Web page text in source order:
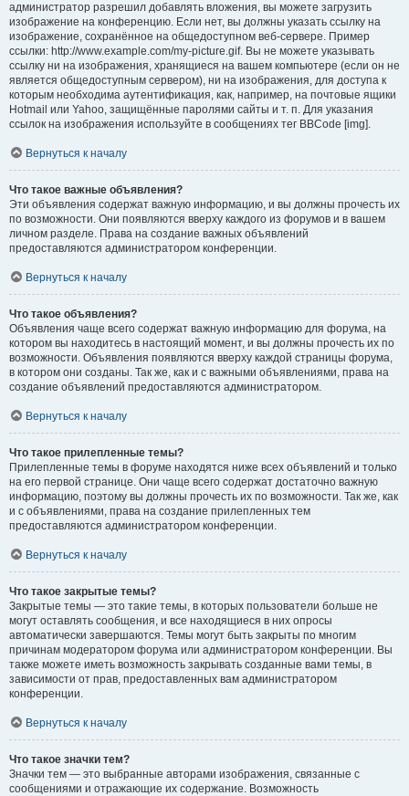
администратор разрешил добавлять вложения, вы можете загрузить
изображение на конференцию. Если нет, вы должны указать ссылку на
изображение, сохранённое на общедоступном веб-сервере. Пример
ссылки: http://www.example.com/my-picture.gif. Вы не можете указывать
ссылку ни на изображения, хранящиеся на вашем компьютере (если он не
является общедоступным сервером), ни на изображения, для доступа к
которым необходима аутентификация, как, например, на почтовые ящики
Hotmail или Yahoo, защищённые паролями сайты и т. п. Для указания
ссылок на изображения используйте в сообщениях тег BBCode [img].
Вернуться к началу
Что такое важные объявления?
Эти объявления содержат важную информацию, и вы должны прочесть их
по возможности. Они появляются вверху каждого из форумов и в вашем
личном разделе. Права на создание важных объявлений
предоставляются администратором конференции.
Вернуться к началу
Что такое объявления?
Объявления чаще всего содержат важную информацию для форума, на
котором вы находитесь в настоящий момент, и вы должны прочесть их по
возможности. Объявления появляются вверху каждой страницы форума,
в котором они созданы. Так же, как и с важными объявлениями, права на
создание объявлений предоставляются администратором.
Вернуться к началу
Что такое прилепленные темы?
Прилепленные темы в форуме находятся ниже всех объявлений и только
на его первой странице. Они чаще всего содержат достаточно важную
информацию, поэтому вы должны прочесть их по возможности. Так же, как
и с объявлениями, права на создание прилепленных тем
предоставляются администратором конференции.
Вернуться к началу
Что такое закрытые темы?
Закрытые темы — это такие темы, в которых пользователи больше не
могут оставлять сообщения, и все находящиеся в них опросы
автоматически завершаются. Темы могут быть закрыты по многим
причинам модератором форума или администратором конференции. Вы
также можете иметь возможность закрывать созданные вами темы, в
зависимости от прав, предоставленных вам администратором
конференции.
Вернуться к началу
Что такое значки тем?
Значки тем — это выбранные авторами изображения, связанные с
сообщениями и отражающие их содержание. Возможность